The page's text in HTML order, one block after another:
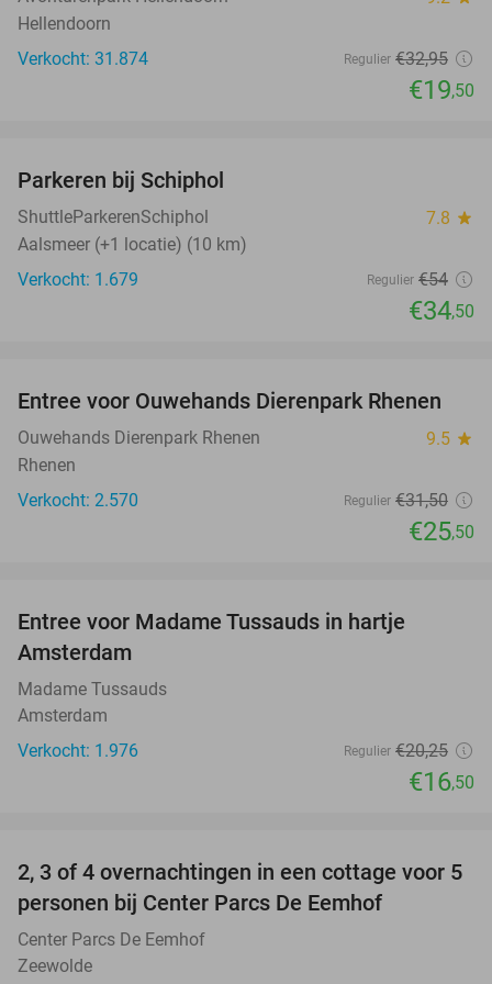
Hellendoorn
Verkocht: 31.874
Regulier €32,95
€19,50
Parkeren bij Schiphol
ShuttleParkerenSchiphol 7.8 star
Aalsmeer (+1 locatie) (10 km)
Verkocht: 1.679
Regulier €54
€34,50
19%
Entree voor Ouwehands Dierenpark Rhenen
Ouwehands Dierenpark Rhenen 9.5 star
Rhenen
Verkocht: 2.570
Regulier €31,50
€25,50
Entree voor Madame Tussauds in hartje
Amsterdam
Madame Tussauds
Amsterdam
Verkocht: 1.976
Regulier €20,25
€16,50
2, 3 of 4 overnachtingen in een cottage voor 5
personen bij Center Parcs De Eemhof
Center Parcs De Eemhof
Zeewolde